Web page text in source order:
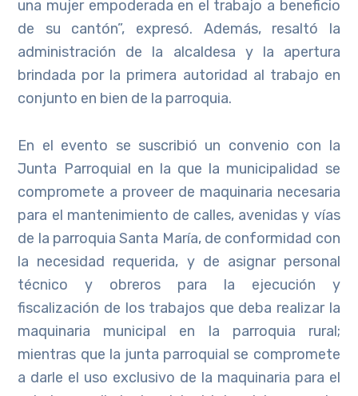
una mujer empoderada en el trabajo a beneficio
de su cantón”, expresó. Además, resaltó la
administración de la alcaldesa y la apertura
brindada por la primera autoridad al trabajo en
conjunto en bien de la parroquia.
En el evento se suscribió un convenio con la
Junta Parroquial en la que la municipalidad se
compromete a proveer de maquinaria necesaria
para el mantenimiento de calles, avenidas y vías
de la parroquia Santa María, de conformidad con
la necesidad requerida, y de asignar personal
técnico y obreros para la ejecución y
fiscalización de los trabajos que deba realizar la
maquinaria municipal en la parroquia rural;
mientras que la junta parroquial se compromete
a darle el uso exclusivo de la maquinaria para el